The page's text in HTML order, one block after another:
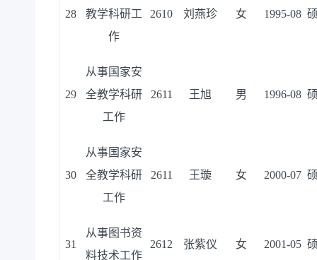
28
教学科研工
作
2610 刘燕珍 女 1995-08
29
从事国家安
全教学科研
工作
2611 王旭 男 1996-08
30
从事国家安
全教学科研
工作
2611 王璇 女 2000-07
31
从事图书资
料技术工作
2612 张紫仪 女 2001-05